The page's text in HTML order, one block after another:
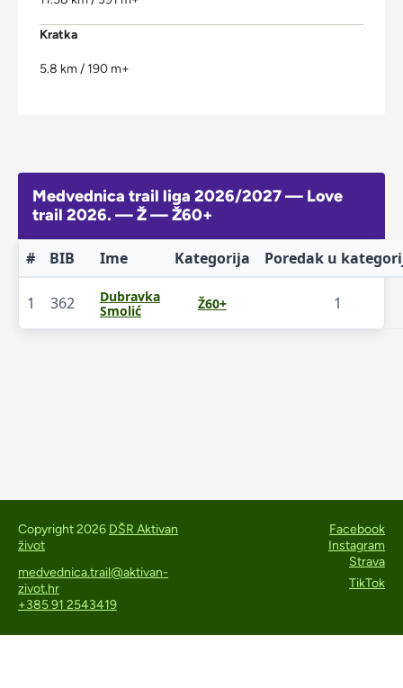
Kratka
5.8 km / 190 m+
Medvednica trail liga 2026/2027 — Love
trail 2026. — Ž — Ž60+
# BIB Ime Kategorija Poredak u
1 362
Dubravka
Smolić
Ž60+ 1
Copyright 2026 DŠR Aktivan
život
medvednica.trail@aktivan-
zivot.hr
+385 91 2543419
Facebook
Instagram
Strava
TikTok